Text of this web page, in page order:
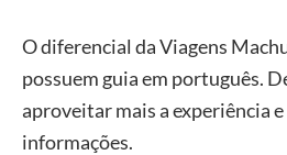
O diferencial da Viagens
possuem guia em português.
aproveitar mais a experiência
informações.